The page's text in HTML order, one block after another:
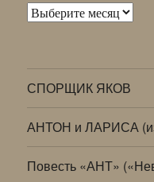
Архивы
СПОРЩИК ЯКОВ
АНТОН и ЛАРИСА
Повесть «АНТ»